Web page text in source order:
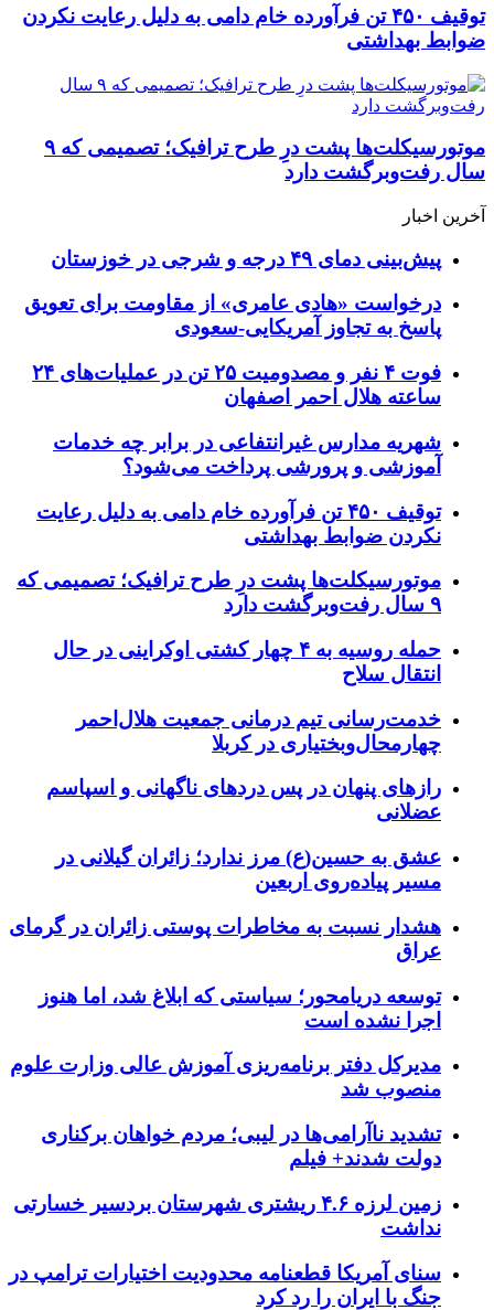
توقیف ۴۵۰ تن فرآورده خام دامی به دلیل رعایت نکردن
ضوابط بهداشتی
موتورسیکلت‌ها پشت درِ طرح ترافیک؛ تصمیمی که ۹
سال رفت‌وبرگشت دارد
آخرین اخبار
پیش‌بینی دمای ۴۹ درجه و شرجی در خوزستان
درخواست «هادی عامری» از مقاومت برای تعویق
پاسخ به تجاوز آمریکایی-سعودی
فوت ۴ نفر و مصدومیت ۲۵ تن در عملیات‌های ۲۴
ساعته هلال احمر اصفهان
شهریه مدارس غیرانتفاعی در برابر چه خدمات
آموزشی و پرورشی پرداخت می‌شود؟
توقیف ۴۵۰ تن فرآورده خام دامی به دلیل رعایت
نکردن ضوابط بهداشتی
موتورسیکلت‌ها پشت درِ طرح ترافیک؛ تصمیمی که
۹ سال رفت‌وبرگشت دارد
حمله روسیه به ۴ چهار کشتی اوکراینی در حال
انتقال سلاح
خدمت‌رسانی تیم درمانی جمعیت هلال‌احمر
چهارمحال‌وبختیاری در کربلا
رازهای پنهان در پس دردهای ناگهانی و اسپاسم
عضلانی
عشق به حسین(ع) مرز ندارد؛ زائران گیلانی در
مسیر پیاده‌روی اربعین
هشدار نسبت به مخاطرات پوستی زائران در گرمای
عراق
توسعه دریامحور؛ سیاستی که ابلاغ شد، اما هنوز
اجرا نشده است
مدیرکل دفتر برنامه‌ریزی آموزش عالی وزارت علوم
منصوب شد
تشدید ناآرامی‌ها در لیبی؛ مردم خواهان برکناری
دولت شدند+ فیلم
زمین لرزه ۴.۶ ریشتری شهرستان بردسیر خسارتی
نداشت
سنای آمریکا قطعنامه محدودیت اختیارات ترامپ در
جنگ با ایران را رد کرد